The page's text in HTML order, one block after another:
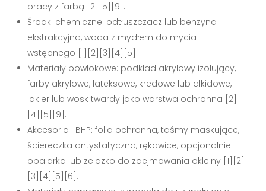
pracy z farbą [2][5][9].
Środki chemiczne: odtłuszczacz lub benzyna
ekstrakcyjna, woda z mydłem do mycia
wstępnego [1][2][3][4][5].
Materiały powłokowe: podkład akrylowy izolujący,
farby akrylowe, lateksowe, kredowe lub alkidowe,
lakier lub wosk twardy jako warstwa ochronna [2]
[4][5][9].
Akcesoria i BHP: folia ochronna, taśmy maskujące,
ściereczka antystatyczna, rękawice, opcjonalnie
opalarka lub żelazko do zdejmowania okleiny [1][2]
[3][4][5][6].